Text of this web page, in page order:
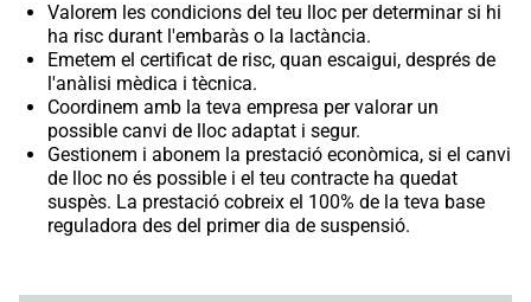
Proveïdors
Valorem les condicions del teu lloc per determinar si hi
ha risc durant l'embaràs o la lactància.
Emetem el certificat de risc, quan escaigui, després de
l'anàlisi mèdica i tècnica.
Coordinem amb la teva empresa per valorar un
possible canvi de lloc adaptat i segur.
Gestionem i abonem la prestació econòmica, si el canvi
de lloc no és possible i el teu contracte ha quedat
suspès. La prestació cobreix el 100% de la teva base
reguladora des del primer dia de suspensió.